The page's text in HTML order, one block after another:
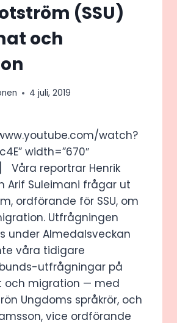
(SSU)
och
4 juli, 2019
watch?
width=”670″
Våra reportrar Henrik
Arif Suleimani frågar ut
ordförande för SSU, om
Utfrågningen
under Almedalsveckan
våra tidigare
utfrågningar på
och migration — med
Ungdoms språkrör, och
vice ordförande